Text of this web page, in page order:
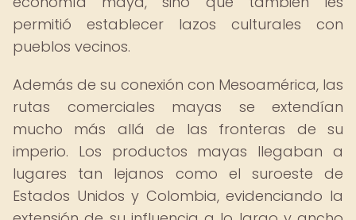
permitió establecer lazos culturales con
pueblos vecinos.
Además de su conexión con Mesoamérica, las
rutas comerciales mayas se extendían
mucho más allá de las fronteras de su
imperio. Los productos mayas llegaban a
lugares tan lejanos como el suroeste de
Estados Unidos y Colombia, evidenciando la